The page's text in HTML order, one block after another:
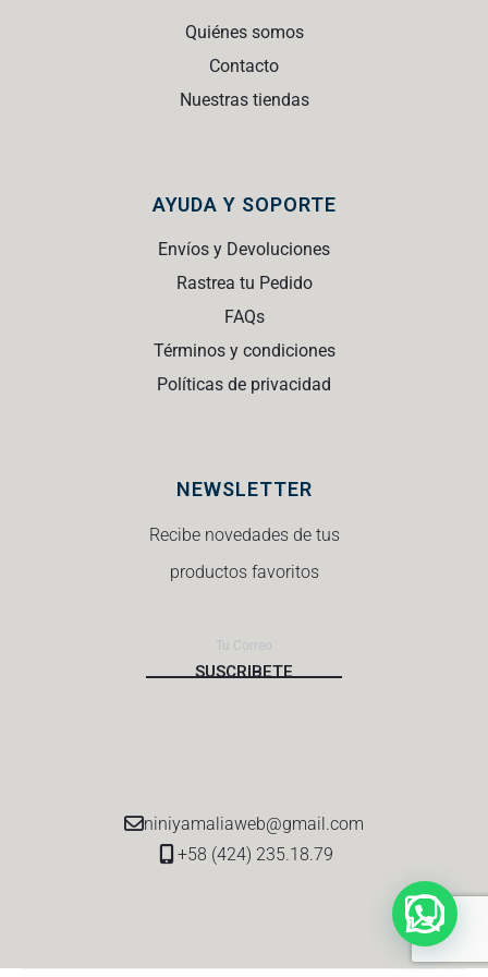
Quiénes somos
Contacto
Nuestras tiendas
AYUDA Y SOPORTE
Envíos y Devoluciones
Rastrea tu Pedido
FAQs
Términos y condiciones
Políticas de privacidad
NEWSLETTER
Recibe novedades de tus
productos favoritos
niniyamaliaweb@gmail.com
+58 (424) 235.18.79